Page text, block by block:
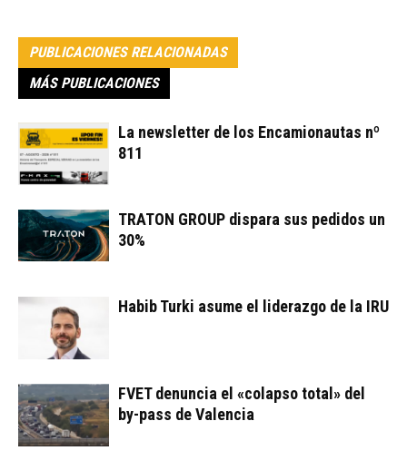
PUBLICACIONES RELACIONADAS
MÁS PUBLICACIONES
La newsletter de los Encamionautas nº
811
TRATON GROUP dispara sus pedidos un
30%
Habib Turki asume el liderazgo de la IRU
FVET denuncia el «colapso total» del
by-pass de Valencia